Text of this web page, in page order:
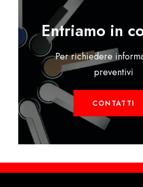
Entriamo in
Per richiedere
preventivi
CONTATTI